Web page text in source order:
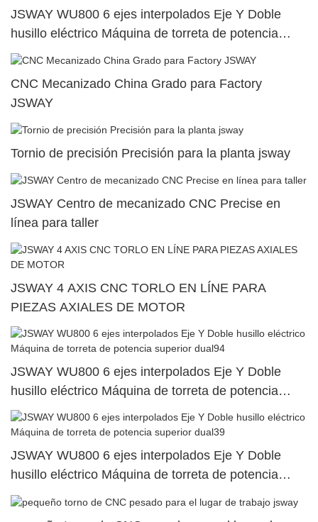
JSWAY WU800 6 ejes interpolados Eje Y Doble
husillo eléctrico Máquina de torreta de potencia
superior dual98
CNC Mecanizado China Grado para Factory
JSWAY
Tornio de precisión Precisión para la planta jsway
JSWAY Centro de mecanizado CNC Precise en
línea para taller
JSWAY 4 AXIS CNC TORLO EN LÍNE PARA
PIEZAS AXIALES DE MOTOR
JSWAY WU800 6 ejes interpolados Eje Y Doble
husillo eléctrico Máquina de torreta de potencia
superior dual94
JSWAY WU800 6 ejes interpolados Eje Y Doble
husillo eléctrico Máquina de torreta de potencia
superior dual39